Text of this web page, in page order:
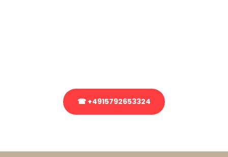
☎ +4915792653324